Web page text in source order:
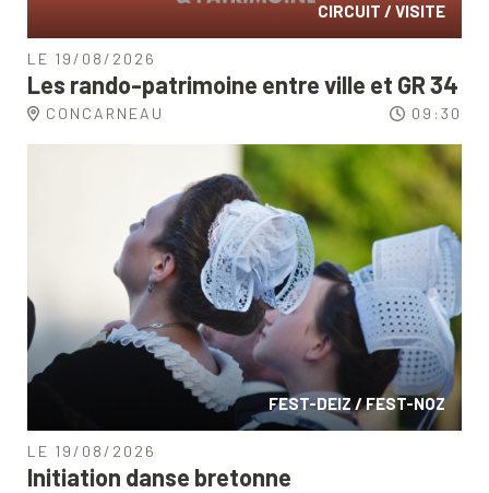
CIRCUIT / VISITE
LE 19/08/2026
Les rando-patrimoine entre ville et GR 34
CONCARNEAU 09:30
FEST-DEIZ / FEST-NOZ
LE 19/08/2026
Initiation danse bretonne